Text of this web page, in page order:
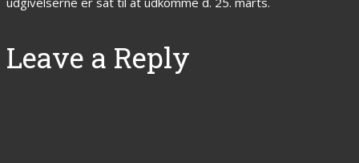
Leave a Reply